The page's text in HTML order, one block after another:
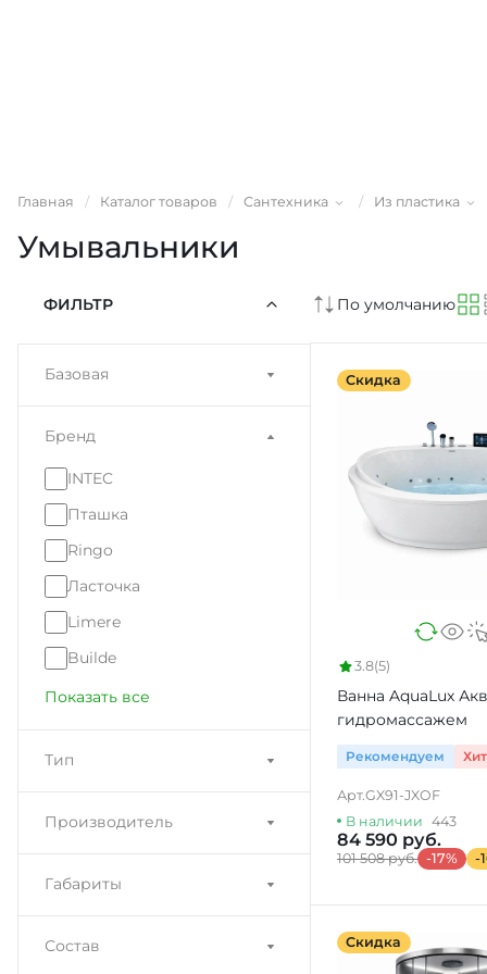
Главная / Каталог товаров / Сантехника / Из пластика
Умывальники
ФИЛЬТР
Базовая
Бренд
INTEC
Пташка
Ringo
Ласточка
Limere
Builde
Показать все
Тип
Производитель
Габариты
Состав
По умолчанию
Скидка
3.8(5)
Ванна AquaLux
гидромассажем
Рекомендуем Хит
Арт.GX91-JXOF
В наличии 443
84 590 руб.
101 508 руб. -17% -
Скидка